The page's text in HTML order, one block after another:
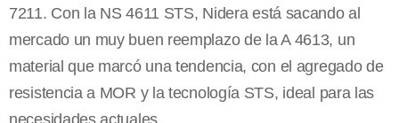
7211. Con la NS 4611 STS, Nidera está sacando al
mercado un muy buen reemplazo de la A 4613, un
material que marcó una tendencia, con el agregado de
resistencia a MOR y la tecnología STS, ideal para las